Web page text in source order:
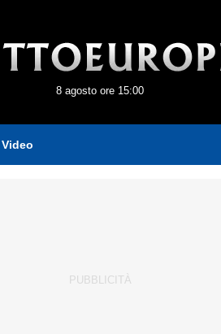
8 agosto ore 15:00
Video